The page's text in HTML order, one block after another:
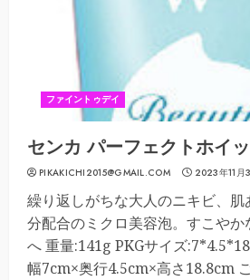
ファイントゥデイ
センカ パーフェクトホイ
PIKAKICHI2015@GMAIL.COM 2023年11月
繰り返しがちな大人のニキビ、
分配合のミクロ美容泡。すこや
へ 重量:141g PKGサイズ
幅7cm×奥行4.5cm×高さ18.8cm